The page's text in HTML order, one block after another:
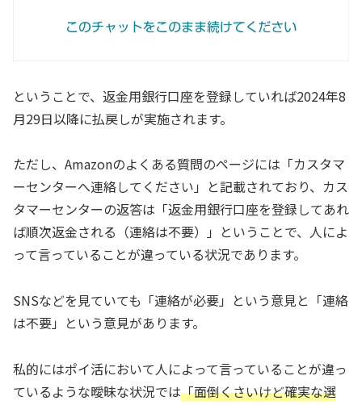
ということで、返金用銀行口座を登録していれば2024年8
月29日以降に払戻しが実施されます。
ただし、Amazonのよくある質問のページには「カスタマ
ーセンターへ連絡してください」と記載されており、カス
タマーセンターの返答は「返金用銀行口座を登録してあれ
ば順次返金される（連絡は不要）」ということで、人によ
って言っていることが違っている状況であります。
SNSなどを見ていても「連絡が必要」という意見と「連絡
は不要」という意見があります。
私的にはポイ活において人によって言っていることが違っ
ているような曖昧な状況では「面倒くさいけど確実な選